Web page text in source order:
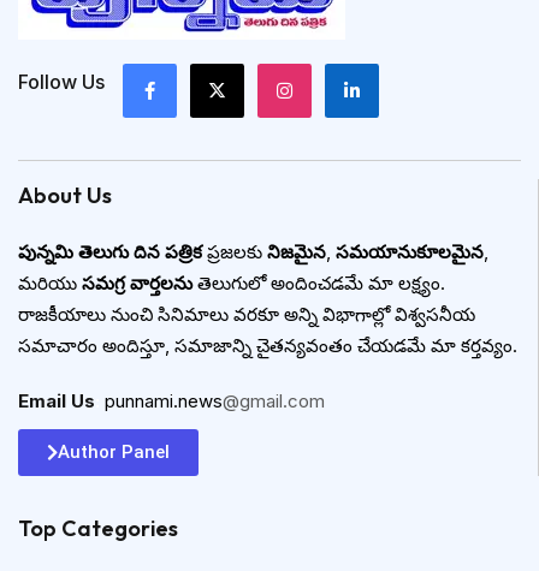
Follow Us
About Us
పున్నమి తెలుగు దిన పత్రికప్రజలకు నిజమైన సమయానుకూలమైన
మరియు సమగ్ర వార్తలనుతెలుగులో అందించడమే మా లక్ష్యం.
రాజకీయాలు నుంచి సినిమాలు వరకూ అన్ని విభాగాల్లో విశ్వసనీయ
సమాచారం అందిస్తూ, సమాజాన్ని చైతన్యవంతం చేయడమే మా కర్తవ్యం.
Email Us punnami.news@gmail.com
Author Panel
Top Categories​